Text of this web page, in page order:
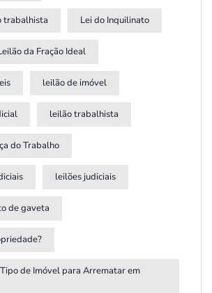
trabalhista Lei do Inquilinato
da Fração Ideal
leilão de imóvel
leilão trabalhista
do Trabalho
leilões judiciais
de gaveta
de Imóvel para Arrematar em